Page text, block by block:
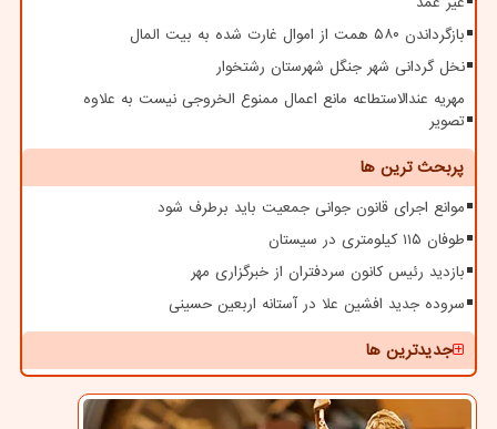
بازگرداندن ۵۸۰ همت از اموال غارت شده به بیت المال
نخل گردانی شهر جنگل شهرستان رشتخوار
مهریه عندالاستطاعه مانع اعمال ممنوع الخروجی نیست به علاوه
تصویر
پربحث ترین ها
موانع اجرای قانون جوانی جمعیت باید برطرف شود
طوفان ۱۱۵ کیلومتری در سیستان
بازدید رئیس کانون سردفتران از خبرگزاری مهر
سروده جدید افشین علا در آستانه اربعین حسینی
جدیدترین ها